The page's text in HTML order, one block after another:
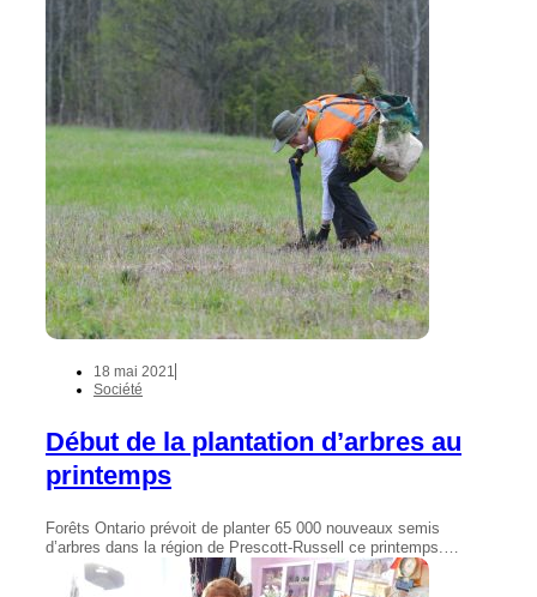
18 mai 2021
Société
Début de la plantation d’arbres au
printemps
Forêts Ontario prévoit de planter 65 000 nouveaux semis
d’arbres dans la région de Prescott-Russell ce printemps.…